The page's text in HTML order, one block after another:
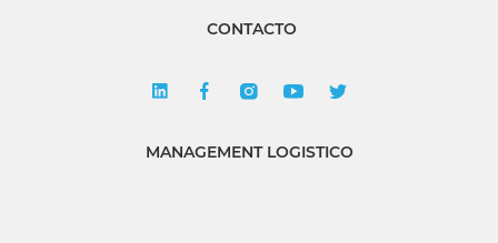
CONTACTO
MANAGEMENT LOGISTICO